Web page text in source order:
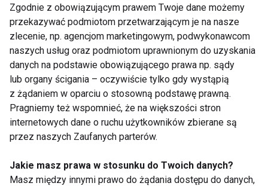
Ćwiczenia na zdrowy
kręgosłup: Prosty
program, który
pomoże wzmocnić
mięśnie pleców i
poprawić postawę
Problemy z
kręgosłupem? To
musisz wiedzieć,
zanim zdecydujesz się
na operację
Pokaż więcej
Problemy z
kręgosłupem
Zgodnie z obowiązującym prawem Twoje dane możemy
przekazywać podmiotom przetwarzającym je na nasze
zlecenie, np. agencjom marketingowym, podwykonawcom
naszych usług oraz podmiotom uprawnionym do uzyskania
danych na podstawie obowiązującego prawa np. sądy
lub organy ścigania – oczywiście tylko gdy wystąpią
z żądaniem w oparciu o stosowną podstawę prawną.
Pragniemy też wspomnieć, że na większości stron
internetowych dane o ruchu użytkowników zbierane są
przez naszych Zaufanych parterów.
Jakie masz prawa w stosunku do Twoich danych?
Masz między innymi prawo do żądania dostępu do danych,